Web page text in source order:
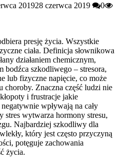
201928 czerwca 2019
0
presję życia. Wszystkie
ciała. Definicja słownikowa
działaniem chemicznym,
bodźca szkodliwego – stresora,
lub fizyczne napięcie, co może
choroby. Znaczna część ludzi nie
i frustracje jakie
wpływają na cały
stres wytwarza hormony stresu,
Najbardziej szkodliwy dla
który jest często przyczyną
potęguje zachowania
życia.